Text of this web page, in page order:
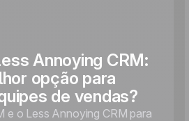
Annoying CRM:
opção para
de vendas?
e o Less Annoying CRM para